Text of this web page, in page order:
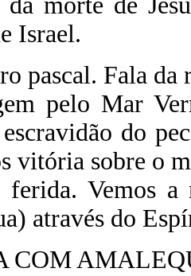
Israel.
pascal. Fala da
pelo Mar
do
vitória sobre o
ferida. Vemos
através do
COM